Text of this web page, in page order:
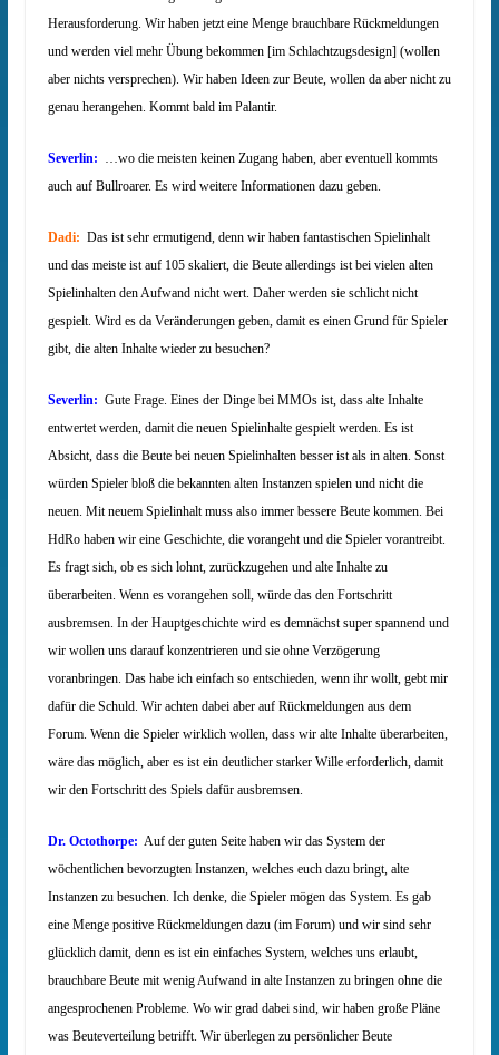
Herausforderung. Wir haben jetzt eine Menge brauchbare Rückmeldungen
und werden viel mehr Übung bekommen [im Schlachtzugsdesign] (wollen
aber nichts versprechen). Wir haben Ideen zur Beute, wollen da aber nicht zu
genau herangehen. Kommt bald im Palantir.
Severlin: …wo die meisten keinen Zugang haben, aber eventuell kommts
auch auf Bullroarer. Es wird weitere Informationen dazu geben.
Dadi: Das ist sehr ermutigend, denn wir haben fantastischen Spielinhalt
und das meiste ist auf 105 skaliert, die Beute allerdings ist bei vielen alten
Spielinhalten den Aufwand nicht wert. Daher werden sie schlicht nicht
gespielt. Wird es da Veränderungen geben, damit es einen Grund für Spieler
gibt, die alten Inhalte wieder zu besuchen?
Severlin: Gute Frage. Eines der Dinge bei MMOs ist, dass alte Inhalte
entwertet werden, damit die neuen Spielinhalte gespielt werden. Es ist
Absicht, dass die Beute bei neuen Spielinhalten besser ist als in alten. Sonst
würden Spieler bloß die bekannten alten Instanzen spielen und nicht die
neuen. Mit neuem Spielinhalt muss also immer bessere Beute kommen. Bei
HdRo haben wir eine Geschichte, die vorangeht und die Spieler vorantreibt.
Es fragt sich, ob es sich lohnt, zurückzugehen und alte Inhalte zu
überarbeiten. Wenn es vorangehen soll, würde das den Fortschritt
ausbremsen. In der Hauptgeschichte wird es demnächst super spannend und
wir wollen uns darauf konzentrieren und sie ohne Verzögerung
voranbringen. Das habe ich einfach so entschieden, wenn ihr wollt, gebt mir
dafür die Schuld. Wir achten dabei aber auf Rückmeldungen aus dem
Forum. Wenn die Spieler wirklich wollen, dass wir alte Inhalte überarbeiten,
wäre das möglich, aber es ist ein deutlicher starker Wille erforderlich, damit
wir den Fortschritt des Spiels dafür ausbremsen.
Dr. Octothorpe: Auf der guten Seite haben wir das System der
wöchentlichen bevorzugten Instanzen, welches euch dazu bringt, alte
Instanzen zu besuchen. Ich denke, die Spieler mögen das System. Es gab
eine Menge positive Rückmeldungen dazu (im Forum) und wir sind sehr
glücklich damit, denn es ist ein einfaches System, welches uns erlaubt,
brauchbare Beute mit wenig Aufwand in alte Instanzen zu bringen ohne die
angesprochenen Probleme. Wo wir grad dabei sind, wir haben große Pläne
was Beuteverteilung betrifft. Wir überlegen zu persönlicher Beute